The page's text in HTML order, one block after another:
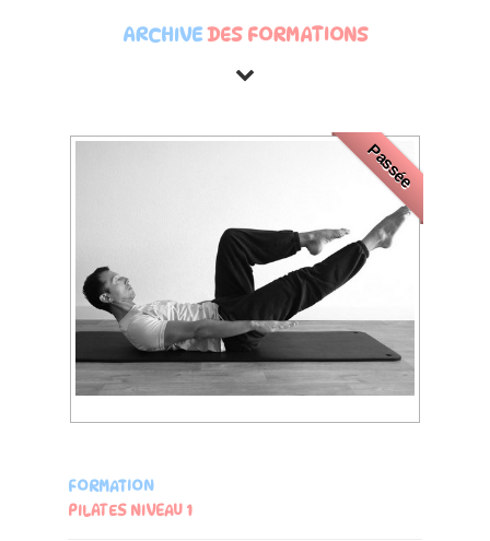
ARCHIVEDES FORMATIONS
Passée
FORMATION
PILATES NIVEAU 1